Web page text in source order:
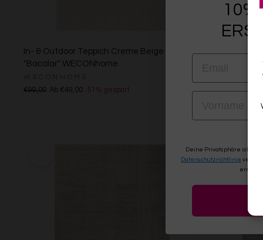
In- & Outdoor Teppich Creme Beige
"Bacalar" WECONhome
€99,00 Ab €49,00 51% gespart
Esprit
Ab €119,00
10%
EMAIL
VORNAME
Deine Privatsphäre ist uns
Datenschutzrichtlinie